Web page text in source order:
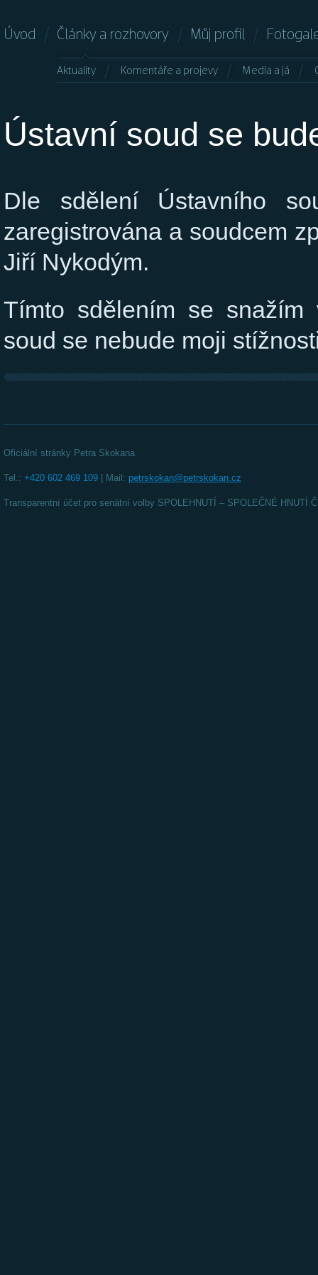
Úvod Články a rozhovory Můj profil
Aktuality Komentáře a projevy Media a já
Ústavní soud se
Dle sdělení Ústavního
zaregistrována a soudcem
Jiří Nykodým.
Tímto sdělením se
soud se nebude moji
Oficiální stránky Petra Skokana
Tel.: +420 602 469 109 | Mail: petrskokan@petrskokan.cz
Transparentní účet pro senátní volby SPOLEHNUTÍ – SPOLEČNÉ HNUTÍ